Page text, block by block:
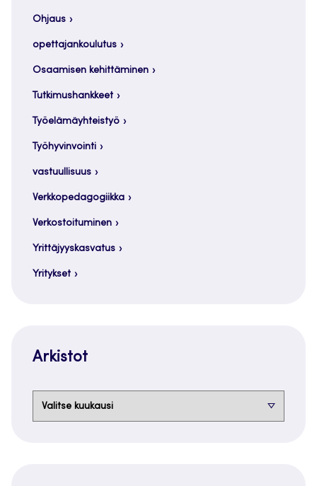
Ohjaus
opettajankoulutus
Osaamisen kehittäminen
Tutkimushankkeet
Työelämäyhteistyö
Työhyvinvointi
vastuullisuus
Verkkopedagogiikka
Verkostoituminen
Yrittäjyyskasvatus
Yritykset
Arkistot